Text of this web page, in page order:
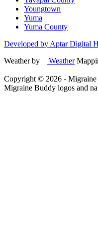
Youngtown
Yuma
Yuma County
Developed by Aptar Digital
Weather by
Weather
Copyright © 2026 - Migraine
Migraine Buddy logos and